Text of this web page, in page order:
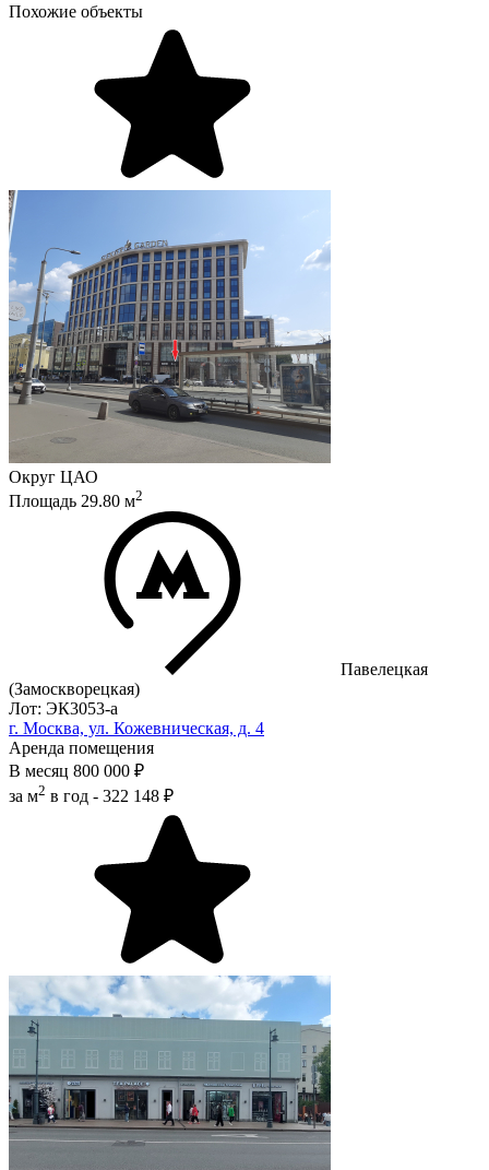
Похожие объекты
Округ ЦАО
Площадь 29.80 м2
Павелецкая
(Замоскворецкая)
Лот: ЭК3053-a
г. Москва, ул. Кожевническая, д. 4
Аренда помещения
В месяц 800 000 ₽
за м2 в год - 322 148 ₽